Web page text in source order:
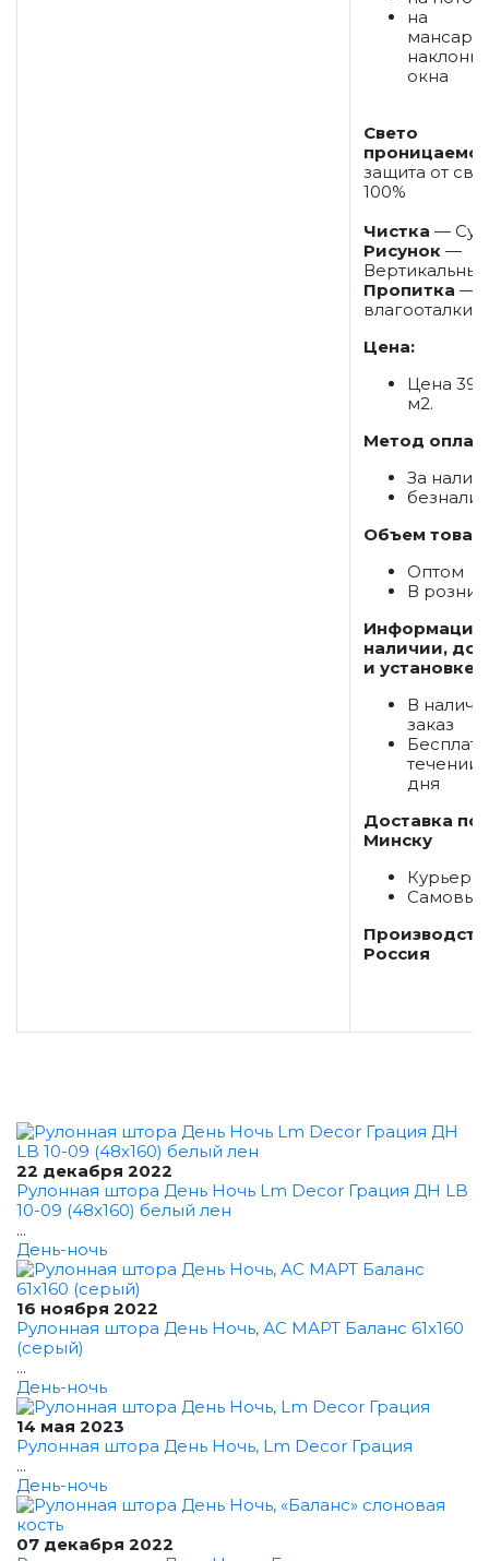
на
окна
Свето
защита от
100%
Чистка —
Рисунок —
Вертикальный
Пропитка —
Цена:
Цена 39
м2.
Метод
За
Объем
Оптом
В
Информация
наличии,
и установке:
В
заказ
течении
дня
Доставка по
Минску
Россия
22 декабря 2022
Рулонная штора День Ночь Lm Decor Грация ДН LB
10-09 (48x160) белый лен
...
День-ночь
16 ноября 2022
Рулонная штора День Ночь, АС МАРТ Баланс 61x160
(серый)
...
День-ночь
14 мая 2023
Рулонная штора День Ночь, Lm Decor Грация
...
День-ночь
07 декабря 2022